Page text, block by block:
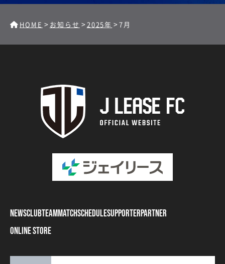
HOME > お知らせ >2025年 >7月
NEWSCLUBTEAMMATCHSCHEDULESUPPORTERPARTNER
ONLINE STORE